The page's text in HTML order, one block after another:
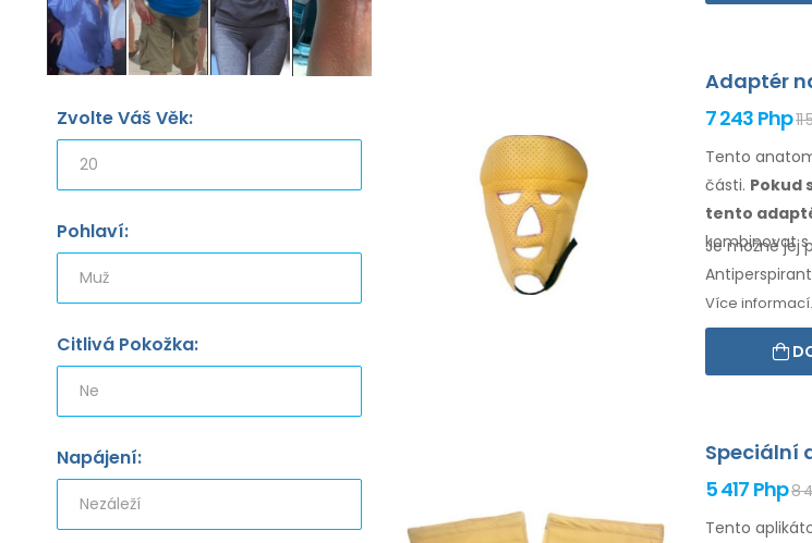
Zvolte Váš Věk:
Pohlaví:
Citlivá Pokožka:
Napájení:
Adaptér
7 243 Php
Tento
části. Pokud
tento
kombinovat
Je možné jej
Více
Speciální
5 417 Php8
Tento